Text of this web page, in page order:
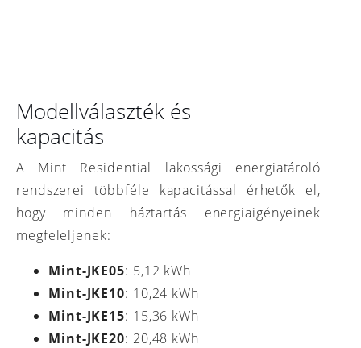
Modellválaszték és
kapacitás
A Mint Residential lakossági energiatároló
rendszerei többféle kapacitással érhetők el,
hogy minden háztartás energiaigényeinek
megfeleljenek:
Mint-JKE05: 5,12 kWh
Mint-JKE10: 10,24 kWh
Mint-JKE15: 15,36 kWh
Mint-JKE20: 20,48 kWh